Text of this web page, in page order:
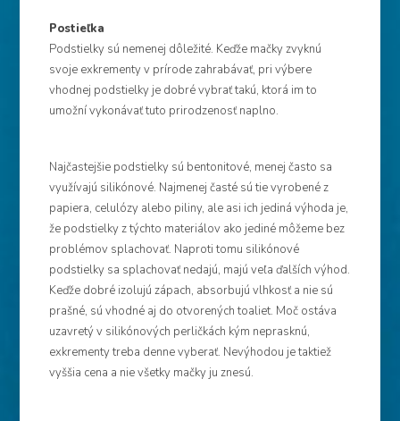
Postieľka
Podstielky sú nemenej dôležité. Keďže mačky zvyknú
svoje exkrementy v prírode zahrabávať, pri výbere
vhodnej podstielky je dobré vybrať takú, ktorá im to
umožní vykonávať tuto prirodzenosť naplno.
Najčastejšie podstielky sú bentonitové, menej často sa
využívajú silikónové. Najmenej časté sú tie vyrobené z
papiera, celulózy alebo piliny, ale asi ich jediná výhoda je,
že podstielky z týchto materiálov ako jediné môžeme bez
problémov splachovať. Naproti tomu silikónové
podstielky sa splachovať nedajú, majú veľa ďalších výhod.
Keďže dobré izolujú zápach, absorbujú vlhkosť a nie sú
prašné, sú vhodné aj do otvorených toaliet. Moč ostáva
uzavretý v silikónových perličkách kým neprasknú,
exkrementy treba denne vyberať. Nevýhodou je taktiež
vyššia cena a nie všetky mačky ju znesú.